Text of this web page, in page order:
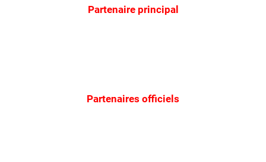
Partenaire principal
Partenaires officiels